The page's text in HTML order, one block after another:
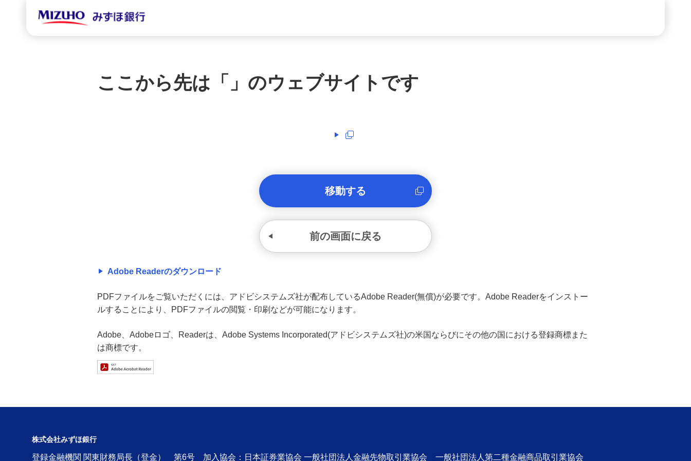
ここから先は「 」のウェブサイトです
移動する
前の画面に戻る
Adobe Readerのダウンロード
PDFファイルをご覧いただくには、アドビシステムズ社が配布しているAdobe Reader(無償)が必要です。Adobe Readerをインストー
ルすることにより、PDFファイルの閲覧・印刷などが可能になります。
Adobe、Adobeロゴ、Readerは、Adobe Systems Incorporated(アドビシステムズ社)の米国ならびにその他の国における登録商標また
は商標です。
株式会社みずほ銀行
登録金融機関 関東財務局長（登金） 第6号 加入協会：日本証券業協会 一般社団法人金融先物取引業協会 一般社団法人第二種金融商品取引業協会